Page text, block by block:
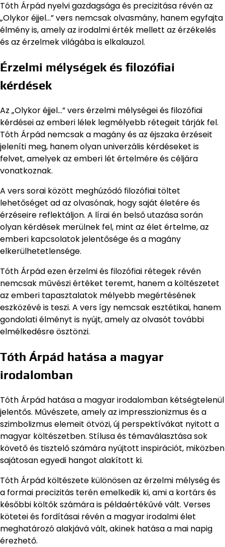
Tóth Árpád nyelvi gazdagsága és precizitása révén az
„Olykor éjjel…” vers nemcsak olvasmány, hanem egyfajta
élmény is, amely az irodalmi érték mellett az érzékelés
és az érzelmek világába is elkalauzol.
Érzelmi mélységek és filozófiai
kérdések
Az „Olykor éjjel…” vers érzelmi mélységei és filozófiai
kérdései az emberi lélek legmélyebb rétegeit tárják fel.
Tóth Árpád nemcsak a magány és az éjszaka érzéseit
jeleníti meg, hanem olyan univerzális kérdéseket is
felvet, amelyek az emberi lét értelmére és céljára
vonatkoznak.
A vers sorai között meghúzódó filozófiai töltet
lehetőséget ad az olvasónak, hogy saját életére és
érzéseire reflektáljon. A lírai én belső utazása során
olyan kérdések merülnek fel, mint az élet értelme, az
emberi kapcsolatok jelentősége és a magány
elkerülhetetlensége.
Tóth Árpád ezen érzelmi és filozófiai rétegek révén
nemcsak művészi értéket teremt, hanem a költészetet
az emberi tapasztalatok mélyebb megértésének
eszközévé is teszi. A vers így nemcsak esztétikai, hanem
gondolati élményt is nyújt, amely az olvasót további
elmélkedésre ösztönzi.
Tóth Árpád hatása a magyar
irodalomban
Tóth Árpád hatása a magyar irodalomban kétségtelenül
jelentős. Művészete, amely az impresszionizmus és a
szimbolizmus elemeit ötvözi, új perspektívákat nyitott a
magyar költészetben. Stílusa és témaválasztása sok
követő és tisztelő számára nyújtott inspirációt, miközben
sajátosan egyedi hangot alakított ki.
Tóth Árpád költészete különösen az érzelmi mélység és
a formai precizitás terén emelkedik ki, ami a kortárs és
későbbi költők számára is példaértékűvé vált. Verses
kötetei és fordításai révén a magyar irodalmi élet
meghatározó alakjává vált, akinek hatása a mai napig
érezhető.